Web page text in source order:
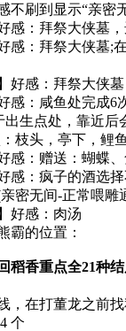
刷到显示“亲密无
：拜祭大侠墓，
：拜祭大侠墓;在
感：拜祭大侠墓
：咸鱼处完成6次
点处，靠近后会
枝头，亭下，鲤
：赠送：蝴蝶、
：疯子的酒选择
密无间-正常喂雕
感：肉汤
的位置：
稻香重点全21种
在打董龙之前找
个